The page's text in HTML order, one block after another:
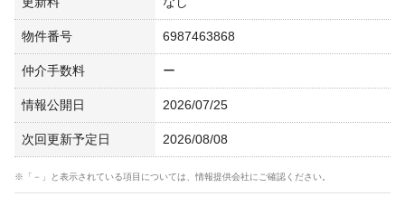
物件番号 6987463868
仲介手数料 ー
情報公開日 2026/07/25
次回更新予定日 2026/08/08
※「－」と表示されている項目については、情報提供会社にご確認ください。